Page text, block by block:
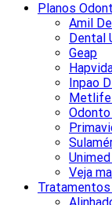
Planos
Amil
Dental
Geap
Inpao
Veja